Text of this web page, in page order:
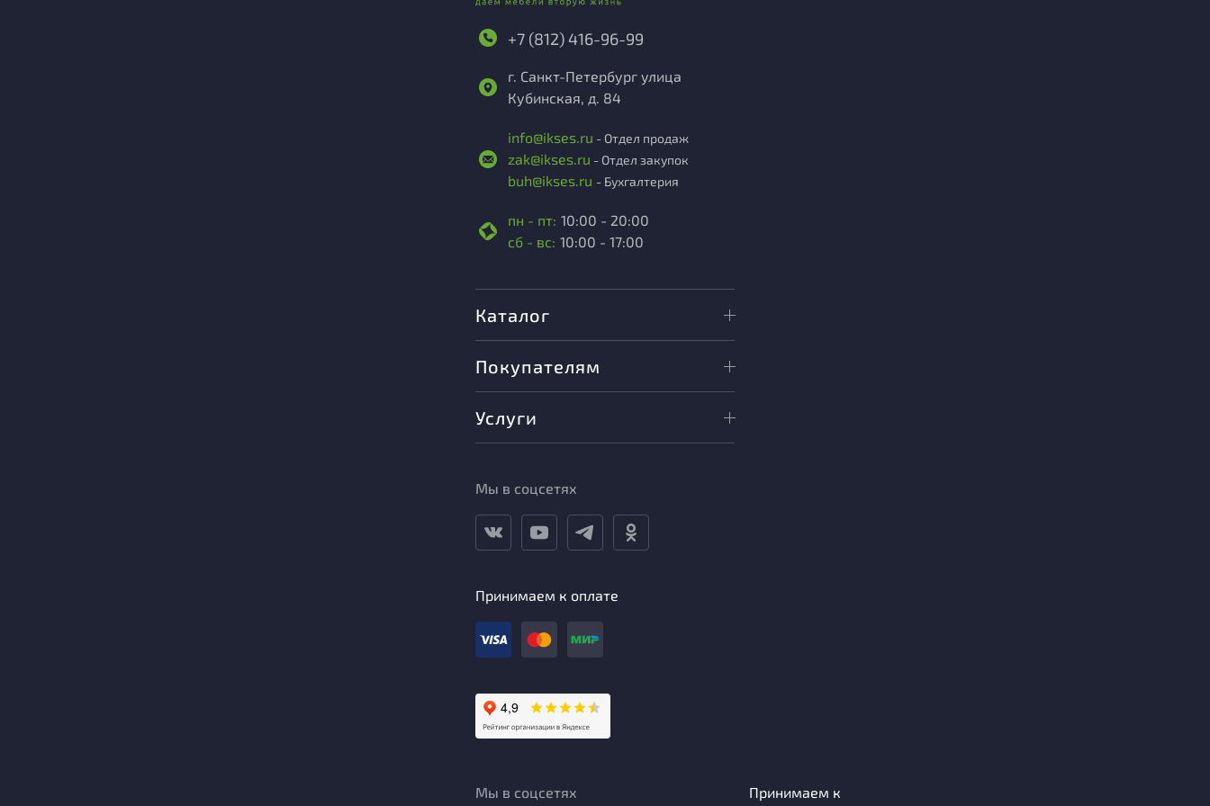
+7 (812) 416-96-99
г. Санкт-Петербург улица
Кубинская, д. 84
info@ikses.ru - Отдел продаж
zak@ikses.ru - Отдел закупок
buh@ikses.ru - Бухгалтерия
пн - пт: 10:00 - 20:00
сб - вс: 10:00 - 17:00
Каталог
Покупателям
Услуги
Мы в соцсетях
Принимаем к оплате
Мы в соцсетях
Принимаем к